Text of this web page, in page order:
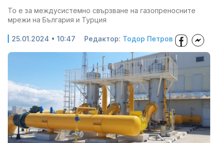
То е за междусистемно свързване на газопреносните
мрежи на България и Турция
25.01.2024 • 10:47 Редактор: Тодор Петров